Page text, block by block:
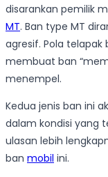
disarankan pemilik
MT. Ban type MT
agresif. Pola
membuat ban
menempel.
Kedua jenis ban ini
dalam kondisi yang
ulasan lebih
ban mobil ini.